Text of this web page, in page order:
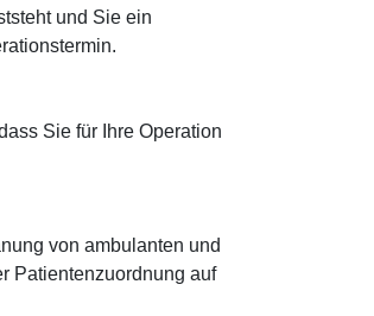
und Sie ein
Sie für Ihre Operation
von ambulanten und
Patientenzuordnung auf